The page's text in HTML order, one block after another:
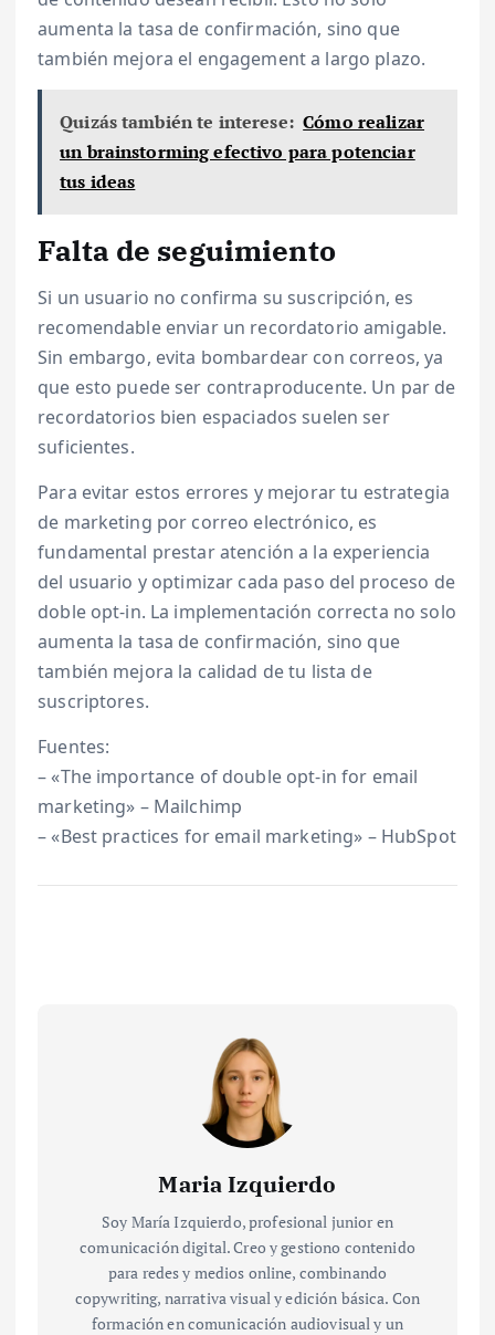
aumenta la tasa de confirmación, sino que
también mejora el engagement a largo plazo.
Quizás también te interese: Cómo realizar
un brainstorming efectivo para potenciar
tus ideas
Falta de seguimiento
Si un usuario no confirma su suscripción, es
recomendable enviar un recordatorio amigable.
Sin embargo, evita bombardear con correos, ya
que esto puede ser contraproducente. Un par de
recordatorios bien espaciados suelen ser
suficientes.
Para evitar estos errores y mejorar tu estrategia
de marketing por correo electrónico, es
fundamental prestar atención a la experiencia
del usuario y optimizar cada paso del proceso de
doble opt-in. La implementación correcta no solo
aumenta la tasa de confirmación, sino que
también mejora la calidad de tu lista de
suscriptores.
Fuentes:
– «The importance of double opt-in for email
marketing» – Mailchimp
– «Best practices for email marketing» – HubSpot
Maria Izquierdo
Soy María Izquierdo, profesional junior en
comunicación digital. Creo y gestiono contenido
para redes y medios online, combinando
copywriting, narrativa visual y edición básica. Con
formación en comunicación audiovisual y un